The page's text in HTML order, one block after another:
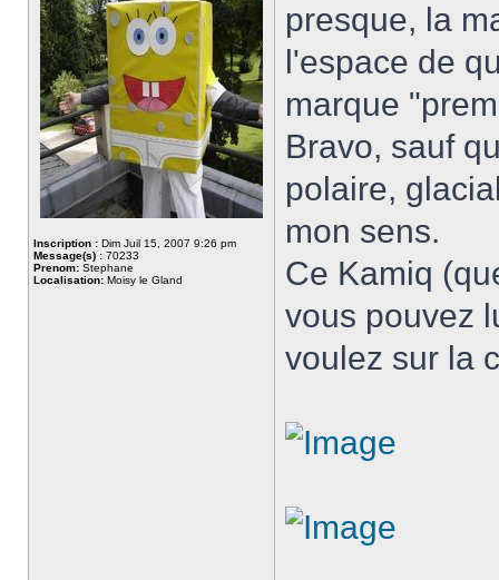
Inscription : Dim Juil 15, 2007 9:26 pm
Message(s) : 70233
Prenom: Stephane
Localisation: Moisy le Gland
presque, la
l'espace de
marque
Bravo, sauf
polaire,
mon sens.
Ce Kamiq
vous pouvez
voulez sur la